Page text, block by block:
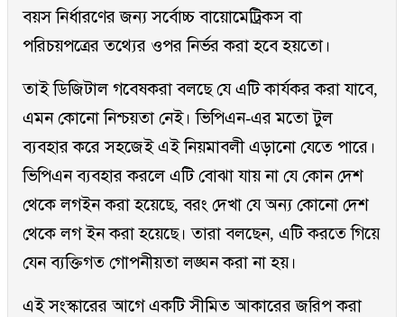
বয়স নির্ধারণের জন্য সর্বোচ্চ বায়োমেট্রিকস বা
পরিচয়পত্রের তথ্যের ওপর নির্ভর করা হবে হয়তো।
তাই ডিজিটাল গবেষকরা বলছে যে এটি কার্যকর করা যাবে,
এমন কোনো নিশ্চয়তা নেই। ভিপিএন-এর মতো টুল
ব্যবহার করে সহজেই এই নিয়মাবলী এড়ানো যেতে পারে।
ভিপিএন ব্যবহার করলে এটি বোঝা যায় না যে কোন দেশ
থেকে লগইন করা হয়েছে, বরং দেখা যে অন্য কোনো দেশ
থেকে লগ ইন করা হয়েছে। তারা বলছেন, এটি করতে গিয়ে
যেন ব্যক্তিগত গোপনীয়তা লঙ্ঘন করা না হয়।
এই সংস্কারের আগে একটি সীমিত আকারের জরিপ করা